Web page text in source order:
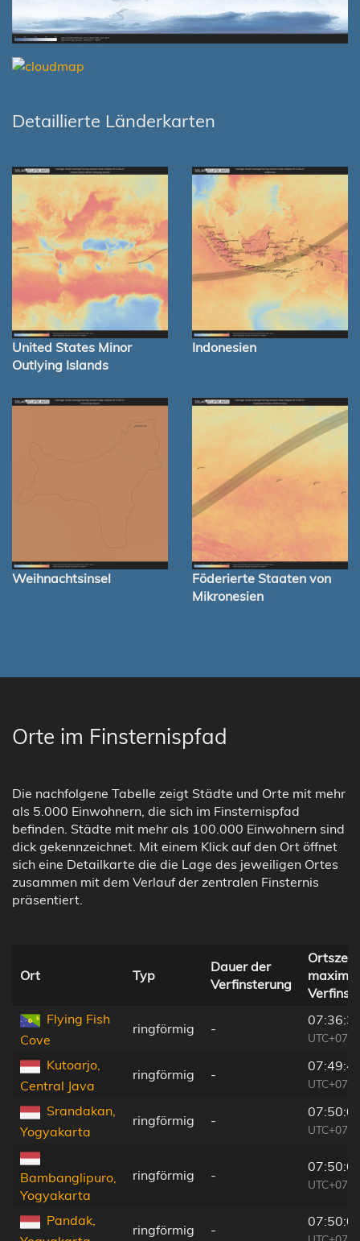
Detaillierte Länderkarten
United States Minor
Outlying Islands
Indonesien
Weihnachtsinsel
Föderierte Staaten von
Mikronesien
Orte im Finsternispfad
Die nachfolgene Tabelle zeigt Städte und Orte mit mehr
als 5.000 Einwohnern, die sich im Finsternispfad
befinden. Städte mit mehr als 100.000 Einwohnern sind
dick gekennzeichnet. Mit einem Klick auf den Ort öffnet
sich eine Detailkarte die die Lage des jeweiligen Ortes
zusammen mit dem Verlauf der zentralen Finsternis
präsentiert.
Ort Typ
Dauer der
Verfinsterung
Ortszeit
Flying Fish
Cove
ringförmig -
Kutoarjo,
Central Java
ringförmig -
Srandakan,
Yogyakarta
ringförmig -
Bambanglipuro,
Yogyakarta
ringförmig -
Pandak,
ringförmig -